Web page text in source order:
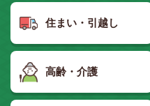
住まい・引越し
高齢・介護